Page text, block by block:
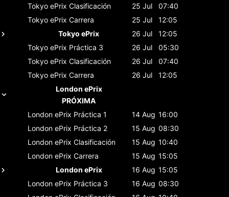
Tokyo ePrix Clasificación 25 Jul
07:40
Tokyo ePrix Carrera 25 Jul
12:05
Tokyo ePrix
26 Jul
12:05
Tokyo ePrix Práctica 3 26 Jul
05:30
Tokyo ePrix Clasificación 26 Jul
07:40
Tokyo ePrix Carrera 26 Jul
12:05
London ePrix
PRÓXIMA
London ePrix Práctica 1 14 Aug 16:00
London ePrix Práctica 2 15 Aug 08:30
London ePrix Clasificación 15 Aug 10:40
London ePrix Carrera 15 Aug 15:05
London ePrix
16 Aug 15:05
London ePrix Práctica 3 16 Aug 08:30